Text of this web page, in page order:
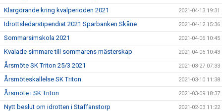
Klargörande kring kvalperioden 2021 2021-04-13 19:31
Idrottsledarstipendiat 2021 Sparbanken Skåne 2021-04-12 15:36
Sommarsimskola 2021 2021-04-06 10:45
Kvalade simmare till sommarens mästerskap 2021-04-06 10:43
Årsmöte SK Triton 25/3 2021 2021-03-27 07:33
Årsmöteskallelse SK Triton 2021-03-10 11:38
Årsmöte i SK Triton 2021-03-09 18:37
Nytt beslut om idrotten i Staffanstorp 2021-02-03 11:22